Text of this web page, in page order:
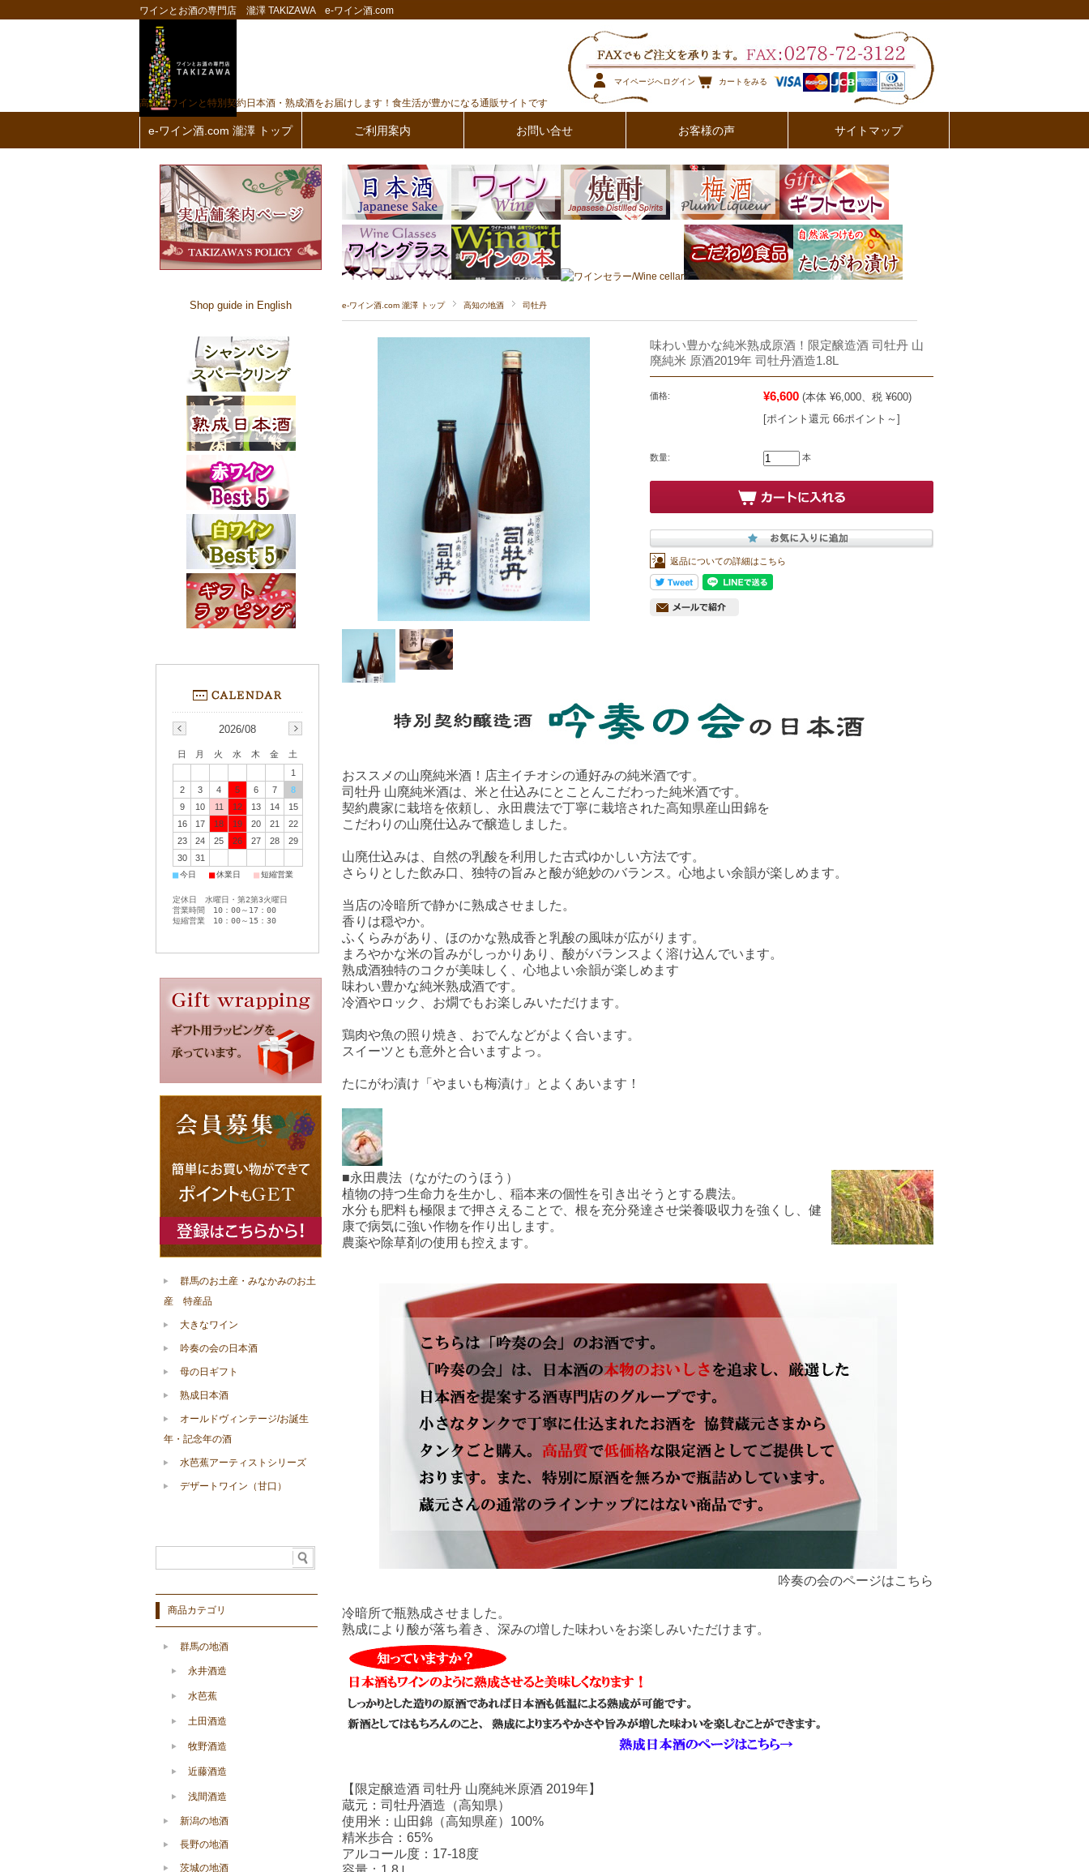
ワインとお酒の専門店 瀧澤 TAKIZAWA e-ワイン酒.com
高品質ワインと特別契約日本酒・熟成酒をお届けします！食生活が豊かになる通販サイトです
マイページへログイン カートをみる
e-ワイン酒.com 瀧澤 トップ ご利用案内 お問い合せ お客様の声 サイトマップ
e-ワイン酒.com 瀧澤 トップ 高知の地酒 司牡丹
味わい豊かな純米熟成原酒！限定醸造酒 司牡丹 山
廃純米 原酒2019年 司牡丹酒造1.8L
価格: ¥6,600 (本体 ¥6,000、税 ¥600)
[ポイント還元 66ポイント～]
数量: 本
返品についての詳細はこちら
おススメの山廃純米酒！店主イチオシの通好みの純米酒です。
司牡丹 山廃純米酒は、米と仕込みにとことんこだわった純米酒です。
契約農家に栽培を依頼し、 永田農法で丁寧に栽培された高知県産山田錦を
こだわりの山廃仕込みで醸造しました。
山廃仕込みは、自然の乳酸を利用した古式ゆかしい方法です。
さらりとした飲み口、独特の旨みと酸が絶妙のバランス。心地よい余韻が楽しめます。
当店の冷暗所で静かに熟成させました。
香りは穏やか。
ふくらみがあり、ほのかな熟成香と乳酸の風味が広がります。
まろやかな米の旨みがしっかりあり、酸がバランスよく溶け込んでいます。
熟成酒独特のコクが美味しく、心地よい余韻が楽しめます
味わい豊かな純米熟成酒です。
冷酒やロック、お燗でもお楽しみいただけます。
鶏肉や魚の照り焼き、おでんなどがよく合います。
スイーツとも意外と合いますよっ。
たにがわ漬け「やまいも梅漬け」とよくあいます！
■永田農法（ながたのうほう）
植物の持つ生命力を生かし、稲本来の個性を引き出そうとする農法。
水分も肥料も極限まで押さえることで、根を充分発達させ栄養吸収力を強くし、健
康で病気に強い作物を作り出します。
農薬や除草剤の使用も控えます。
吟奏の会のページはこちら
冷暗所で瓶熟成させました。
熟成により酸が落ち着き、深みの増した味わいをお楽しみいただけます。
【限定醸造酒 司牡丹 山廃純米原酒 2019年】
蔵元：司牡丹酒造（高知県）
使用米：山田錦（高知県産）100%
精米歩合：65%
アルコール度：17-18度
Shop guide in English
2026/08
日 月 火 水 木 金
土
1
2
3 4 5 6 7
8
9
10 11 12 13 14
15
16
17 18 19 20 21
22
23
24 25 26 27 28
29
30
31
■今日 ■休業日 ■短縮営業
定休日 水曜日・第2第3火曜日
営業時間 10：00～17：00
短縮営業 10：00～15：30
群馬のお土産・みなかみのお土
産 特産品
大きなワイン
吟奏の会の日本酒
母の日ギフト
熟成日本酒
オールドヴィンテージ/お誕生
年・記念年の酒
水芭蕉アーティストシリーズ
デザートワイン（甘口）
商品カテゴリ
群馬の地酒
永井酒造
水芭蕉
土田酒造
牧野酒造
近藤酒造
浅間酒造
新潟の地酒
長野の地酒
茨城の地酒